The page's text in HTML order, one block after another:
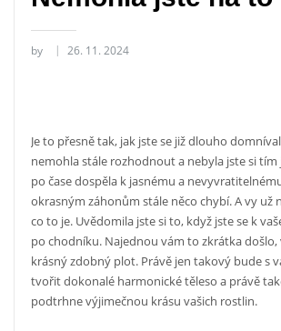
by 26. 11. 2024
Je to přesně tak, jak jste se již dlouho
nemohla stále rozhodnout a nebyla jste si tím
po čase dospěla k jasnému a
okrasným záhonům stále něco chybí. A vy už
co to je. Uvědomila jste si to, když jste se k
po chodníku. Najednou vám to zkrátka
krásný zdobný plot. Právě jen takový bude s
tvořit dokonalé harmonické těleso a právě
podtrhne výjimečnou krásu vašich rostlin.